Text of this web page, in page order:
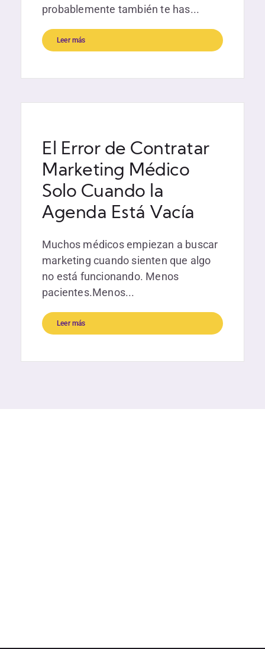
probablemente también te has...
Leer más
El Error de Contratar
Marketing Médico
Solo Cuando la
Agenda Está Vacía
Muchos médicos empiezan a buscar
marketing cuando sienten que algo
no está funcionando. Menos
pacientes.Menos...
Leer más